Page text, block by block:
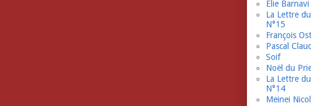
Elie Barnavi
La Lettre
N°15
François Ost
Pascal
Soif
Noël du
La Lettre
N°14
Meinei